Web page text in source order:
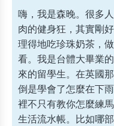
嗨，我是森晚。很多
肉的健身狂，其實剛
理得地吃珍珠奶茶，
看。我是台體大畢業
來的留學生。在英國
倒是學會了怎麼在下
裡不只有教你怎麼練
生活流水帳。比如哪